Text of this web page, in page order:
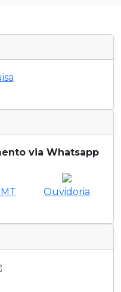
via Whatsapp
Ouvidoria